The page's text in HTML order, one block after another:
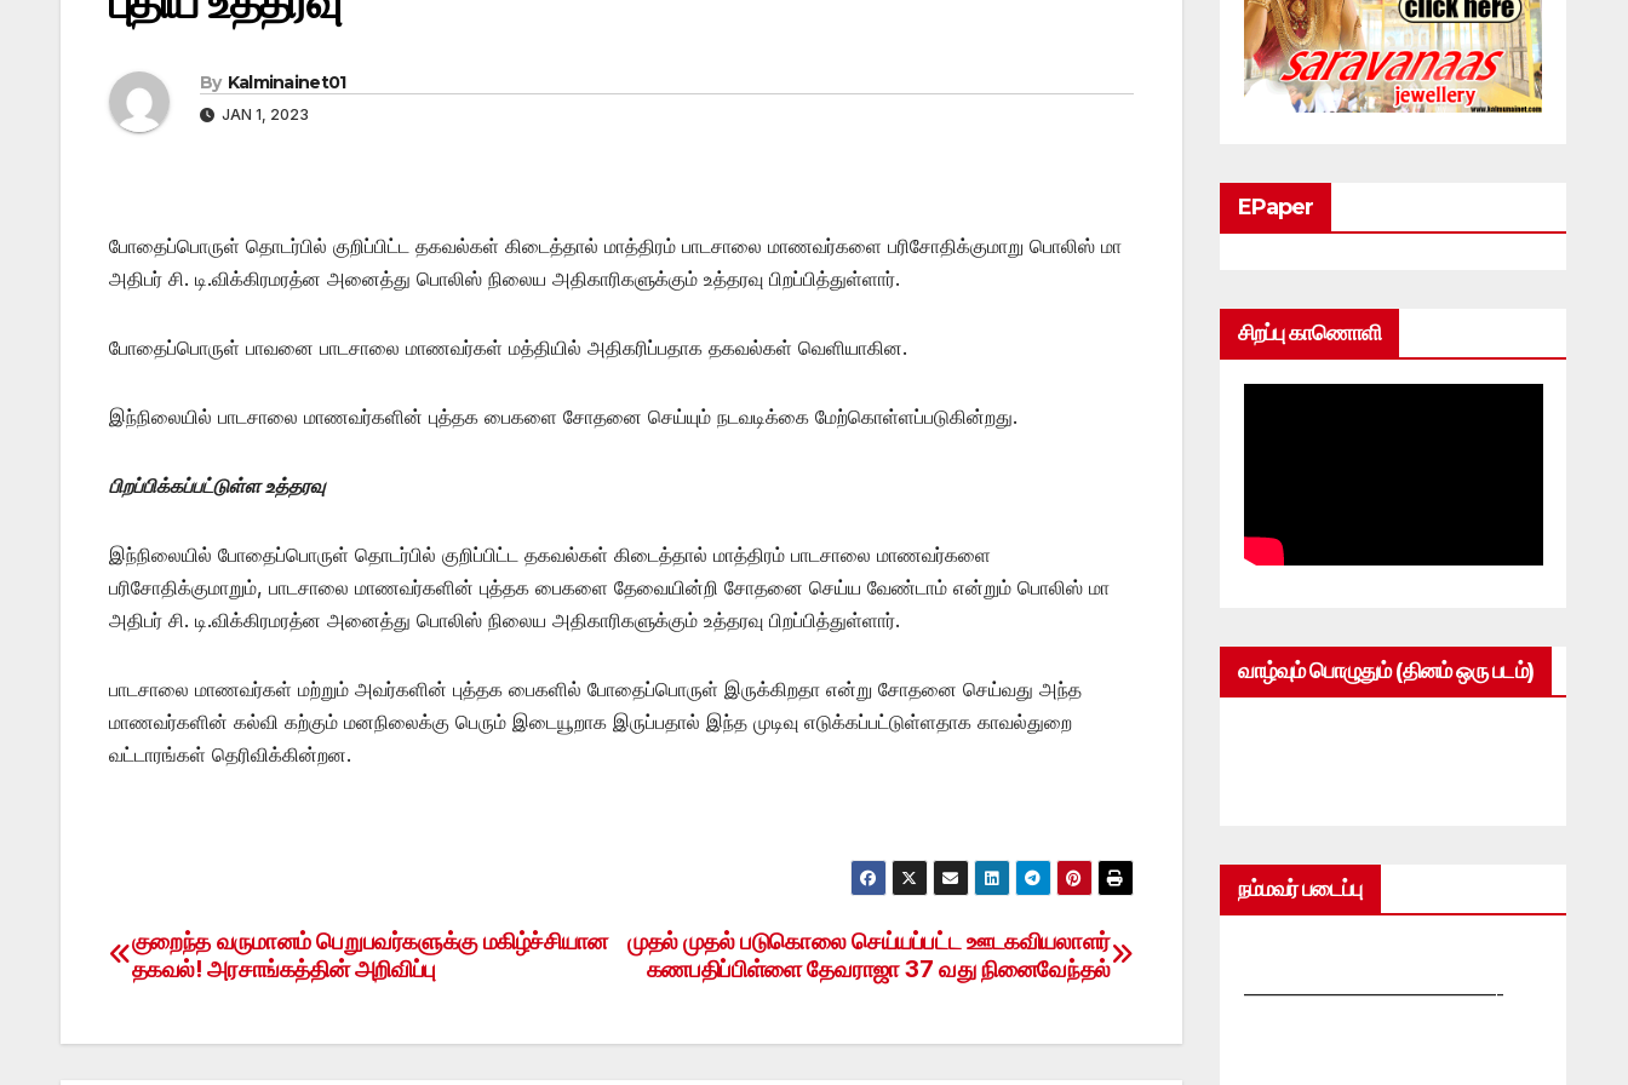
By Kalminainet01
JAN 1, 2023
போதைப்பொருள் தொடர்பில் குறிப்பிட்ட தகவல்கள் கிடைத்தால் மாத்திரம் பாடசாலை மாணவர்களை பரிசோதிக்குமாறு பொலிஸ் மா
அதிபர் சி. டி.விக்கிரமரத்ன அனைத்து பொலிஸ் நிலைய அதிகாரிகளுக்கும் உத்தரவு பிறப்பித்துள்ளார்.
போதைப்பொருள் பாவனை பாடசாலை மாணவர்கள் மத்தியில் அதிகரிப்பதாக தகவல்கள் வெளியாகின.
இந்நிலையில் பாடசாலை மாணவர்களின் புத்தக பைகளை சோதனை செய்யும் நடவடிக்கை மேற்கொள்ளப்படுகின்றது.
பிறப்பிக்கப்பட்டுள்ள உத்தரவு
இந்நிலையில் போதைப்பொருள் தொடர்பில் குறிப்பிட்ட தகவல்கள் கிடைத்தால் மாத்திரம் பாடசாலை மாணவர்களை
பரிசோதிக்குமாறும், பாடசாலை மாணவர்களின் புத்தக பைகளை தேவையின்றி சோதனை செய்ய வேண்டாம் என்றும் பொலிஸ் மா
அதிபர் சி. டி.விக்கிரமரத்ன அனைத்து பொலிஸ் நிலைய அதிகாரிகளுக்கும் உத்தரவு பிறப்பித்துள்ளார்.
பாடசாலை மாணவர்கள் மற்றும் அவர்களின் புத்தக பைகளில் போதைப்பொருள் இருக்கிறதா என்று சோதனை செய்வது அந்த
மாணவர்களின் கல்வி கற்கும் மனநிலைக்கு பெரும் இடையூறாக இருப்பதால் இந்த முடிவு எடுக்கப்பட்டுள்ளதாக காவல்துறை
வட்டாரங்கள் தெரிவிக்கின்றன.
Post
முதல் முதல் படுகொலை செய்யப்பட்ட ஊடகவியலாளர்
கணபதிப்பிள்ளை தேவராஜா 37 வது நினைவேந்தல்
குறைந்த வருமானம் பெறுபவர்களுக்கு மகிழ்ச்சியான
தகவல்! அரசாங்கத்தின் அறிவிப்பு
EPaper
சிறப்பு காணொளி
வாழ்வும் பொழுதும் (தினம் ஒரு படம்)
நம்மவர் படைப்பு
—————————————-